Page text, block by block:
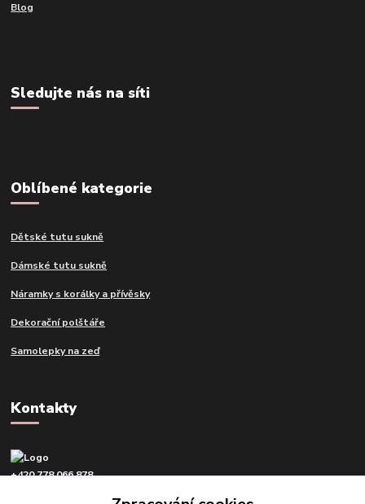
Blog
Sledujte nás na síti
Oblíbené kategorie
Dětské tutu sukně
Dámské tutu sukně
Náramky s korálky a přívěsky
Dekorační polštáře
Samolepky na zeď
Kontakty
+420 778 066 878